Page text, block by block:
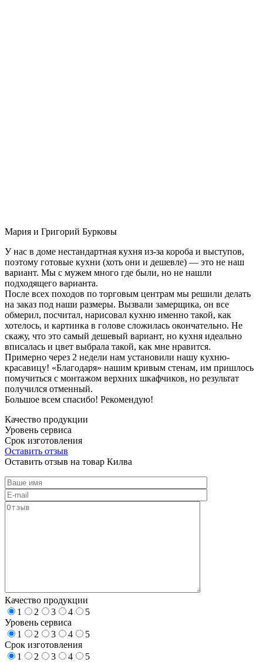
Мария и Григорий Бурковы
У нас в доме нестандартная кухня из-за короба и выступов,
поэтому готовые кухни (хоть они и дешевле) — это не наш
вариант. Мы с мужем много где были, но не нашли
подходящего варианта.
После всех походов по торговым центрам мы решили делать
на заказ под наши размеры. Вызвали замерщика, он все
обмерил, посчитал, нарисовал кухню именно такой, как
хотелось, и картинка в голове сложилась окончательно. Не
скажу, что это самый дешевый вариант, но кухня идеально
вписалась и цвет выбрала такой, как мне нравится.
Примерно через 2 недели нам установили нашу кухню-
красавицу! «Благодаря» нашим кривым стенам, им пришлось
помучиться с монтажом верхних шкафчиков, но результат
получился отменный.
Большое всем спасибо! Рекомендую!
Качество продукции
Уровень сервиса
Срок изготовления
Оставить отзыв
Оставить отзыв на товар Килва
Качество продукции
1
2 3 4
5
Уровень сервиса
1
2 3 4
5
Срок изготовления
1
2 3 4
5